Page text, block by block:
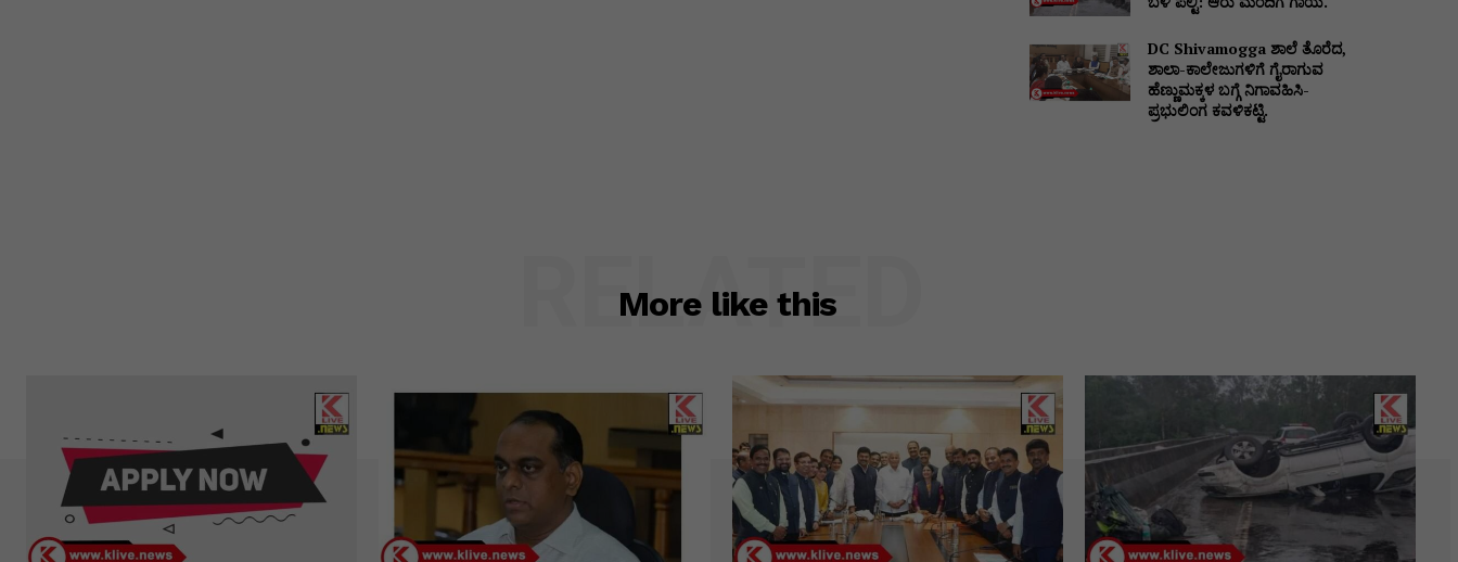
DC Shivamogga ಶಾಲೆ ತೊರೆದ,
ಶಾಲಾ-ಕಾಲೇಜುಗಳಿಗೆ ಗೈರಾಗುವ
ಹೆಣ್ಣುಮಕ್ಕಳ ಬಗ್ಗೆ ನಿಗಾವಹಿಸಿ-
ಪ್ರಭುಲಿಂಗ ಕವಳಿಕಟ್ಟಿ.
More like this
RELATED